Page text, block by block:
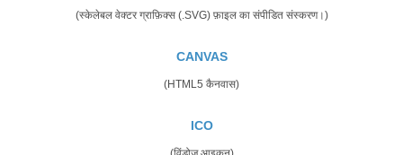
(स्केलेबल वेक्टर ग्राफ़िक्स (.SVG) फ़ाइल का संपीडित संस्करण।)
CANVAS
(HTML5 कैनवास)
ICO